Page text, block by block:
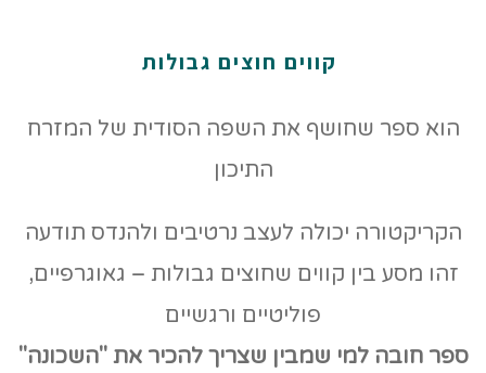
קווים חוצים גבולות
הוא ספר שחושף את השפה הסודית של המזרח
התיכון
הקריקטורה יכולה לעצב נרטיבים ולהנדס תודעה
זהו מסע בין קווים שחוצים גבולות – גאוגרפיים,
פוליטיים ורגשיים
ספר חובה למי שמבין שצריך להכיר את "השכונה"